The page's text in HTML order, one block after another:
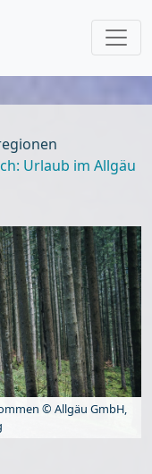
Urlaub im Allgäu
© Allgäu GmbH,